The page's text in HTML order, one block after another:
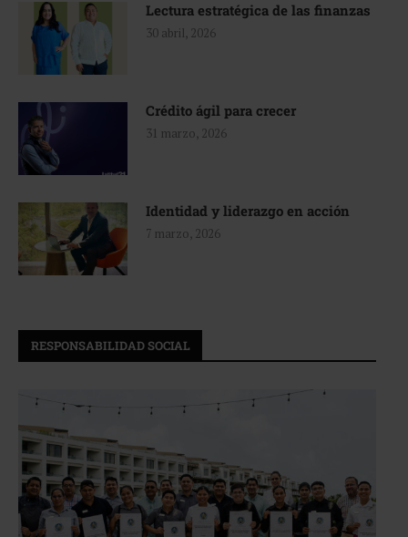
Lectura estratégica de las finanzas
30 abril, 2026
Crédito ágil para crecer
31 marzo, 2026
Identidad y liderazgo en acción
7 marzo, 2026
RESPONSABILIDAD SOCIAL